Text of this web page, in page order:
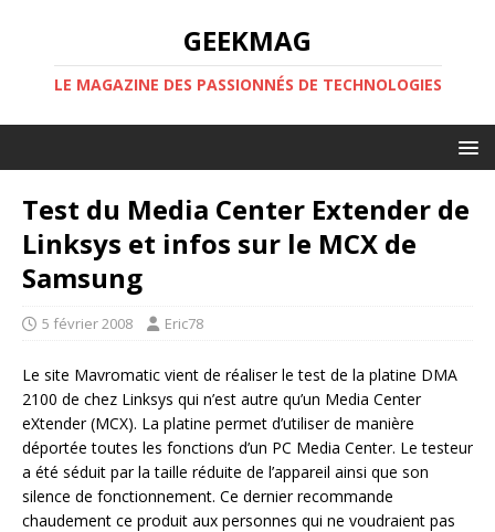
GEEKMAG
LE MAGAZINE DES PASSIONNÉS DE TECHNOLOGIES
Test du Media Center Extender de
Linksys et infos sur le MCX de
Samsung
5 février 2008 Eric78
Le site Mavromatic vient de réaliser le test de la platine DMA
2100 de chez Linksys qui n’est autre qu’un Media Center
eXtender (MCX). La platine permet d’utiliser de manière
déportée toutes les fonctions d’un PC Media Center. Le testeur
a été séduit par la taille réduite de l’appareil ainsi que son
silence de fonctionnement. Ce dernier recommande
chaudement ce produit aux personnes qui ne voudraient pas